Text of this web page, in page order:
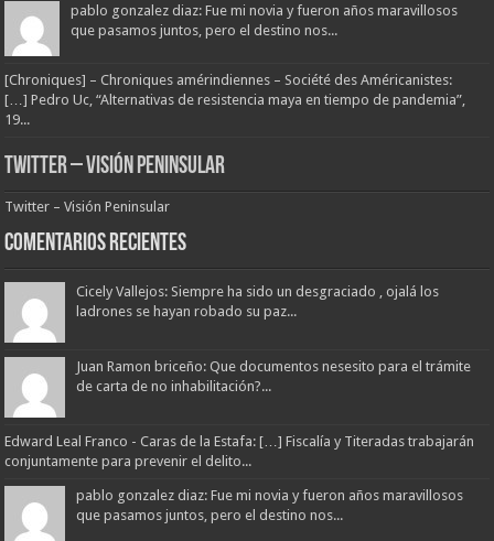
pablo gonzalez diaz: Fue mi novia y fueron años maravillosos
que pasamos juntos, pero el destino nos...
[Chroniques] – Chroniques amérindiennes – Société des Américanistes:
[…] Pedro Uc, “Alternativas de resistencia maya en tiempo de pandemia”,
19...
Twitter – Visión Peninsular
Twitter – Visión Peninsular
Comentarios Recientes
Cicely Vallejos: Siempre ha sido un desgraciado , ojalá los
ladrones se hayan robado su paz...
Juan Ramon briceño: Que documentos nesesito para el trámite
de carta de no inhabilitación?...
Edward Leal Franco - Caras de la Estafa: […] Fiscalía y Titeradas trabajarán
conjuntamente para prevenir el delito...
pablo gonzalez diaz: Fue mi novia y fueron años maravillosos
que pasamos juntos, pero el destino nos...